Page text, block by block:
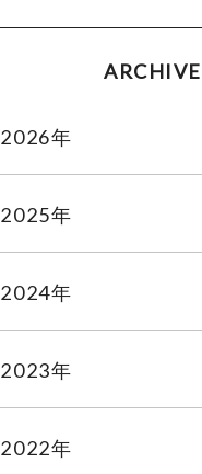
ARCHIVE
2026年
2025年
2024年
2023年
2022年